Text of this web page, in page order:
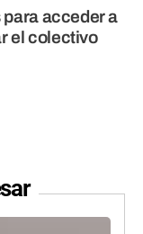
acceder a
el colectivo